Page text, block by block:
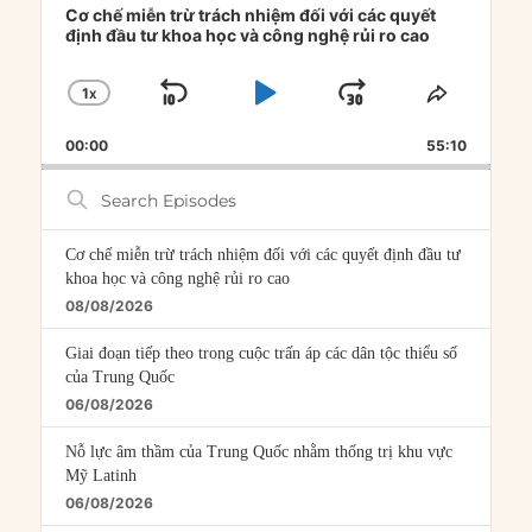
Player
Cơ chế miễn trừ trách nhiệm đối với các quyết
định đầu tư khoa học và công nghệ rủi ro cao
CHANGE
RATE
1X
SKIP
PLAYJUMP
FORWARD
SHARE
00:00 55:10
Search
Episodes
Cơ chế miễn trừ trách nhiệm đối với các quyết định đầu tư
khoa học và công nghệ rủi ro cao
08/08/2026
Giai đoạn tiếp theo trong cuộc trấn áp các dân tộc thiểu số
của Trung Quốc
06/08/2026
Nỗ lực âm thầm của Trung Quốc nhằm thống trị khu vực
Mỹ Latinh
06/08/2026